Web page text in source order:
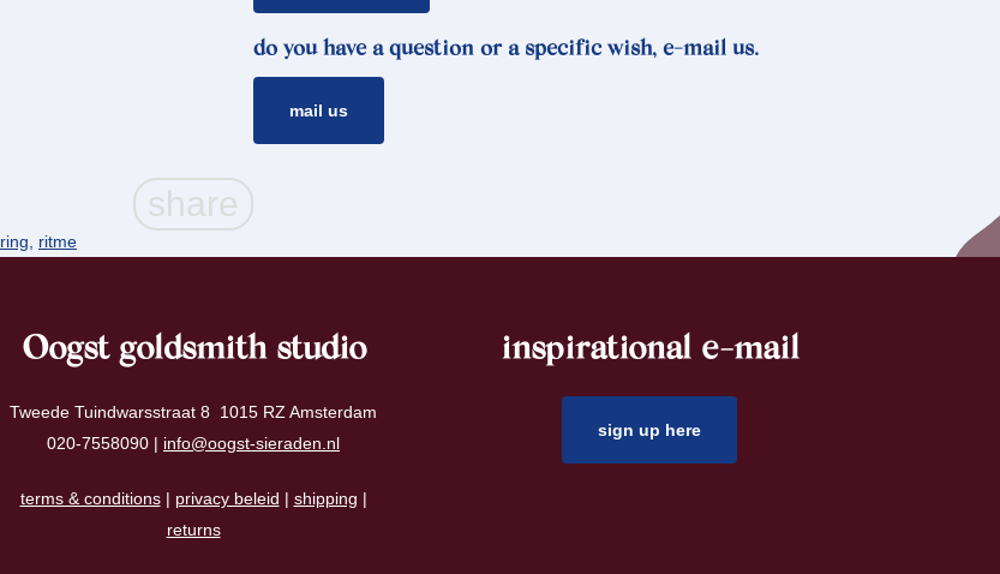
do you have a question or a specific wish, e-mail us.
mail us
ring, ritme
Oogst goldsmith studio
Tweede Tuindwarsstraat 8 1015 RZ Amsterdam
020-7558090 | info@oogst-sieraden.nl
terms & conditions| privacy beleid | shipping |
returns
inspirational e-mail
sign up here